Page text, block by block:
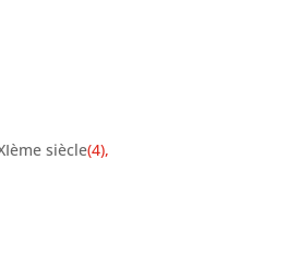
siècle(4),